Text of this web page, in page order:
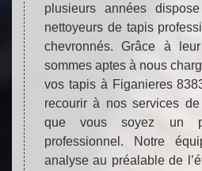
plusieurs années
nettoyeurs de tapis
chevronnés. Grâce à
sommes aptes à nous
vos tapis à Figanieres
recourir à nos services
que vous soyez un
professionnel. Notre
analyse au préalable de